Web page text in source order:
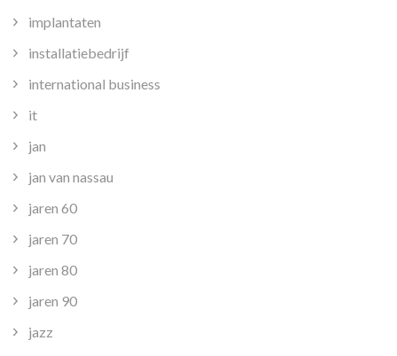
implantaten
installatiebedrijf
international business
it
jan
jan van nassau
jaren 60
jaren 70
jaren 80
jaren 90
jazz